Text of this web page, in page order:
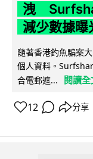
洩
減少數據曝
隨著香港釣魚騙案
個人資料。
合電郵遮...
閱讀全
12 分享